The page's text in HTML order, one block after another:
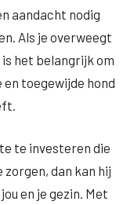
aandacht nodig
Als je overweegt
het belangrijk om
toegewijde hond
te investeren die
dan kan hij
en je gezin. Met